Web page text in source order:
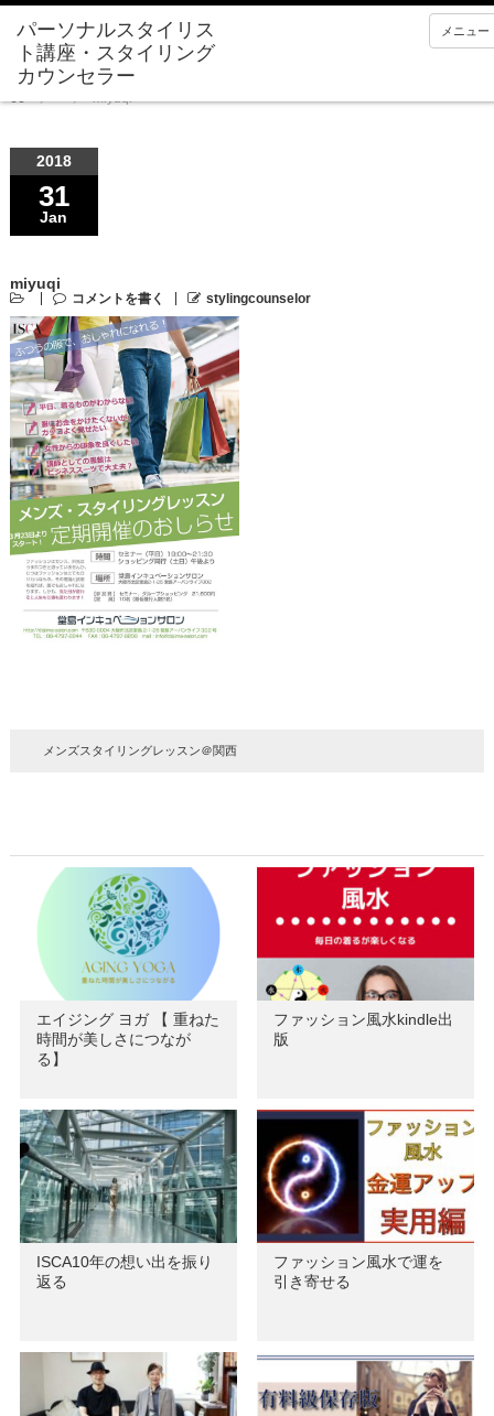
メニュー
miyuqi
2018
31
Jan
miyuqi
コメントを書く stylingcounselor
メンズスタイリングレッスン＠関西
エイジング ヨガ 【 重ねた
時間が美しさにつなが
る】
ファッション風水kindle出
版
ISCA10年の想い出を振り
返る
ファッション風水で運を
引き寄せる